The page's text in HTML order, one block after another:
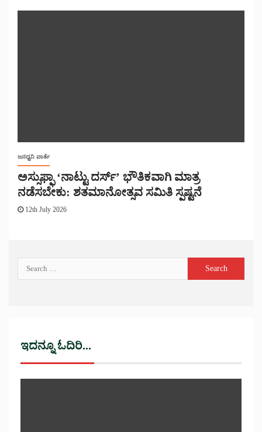
ಜನಧ್ವನಿ ವಾರ್ತೆ
ಅಸ್ಸುಫ್ಫಾ ‘ನಾಟ್ಟು ದರ್ಸ್’ ಭೌತಿಕವಾಗಿ ಮಾತ್ರ
ನಡೆಸಬೇಕು: ಶತಮಾನೋತ್ಸವ ಸಮಿತಿ ಸ್ಪಷ್ಟನೆ
12th July 2026
ಇದನ್ನೂ ಓದಿರಿ...